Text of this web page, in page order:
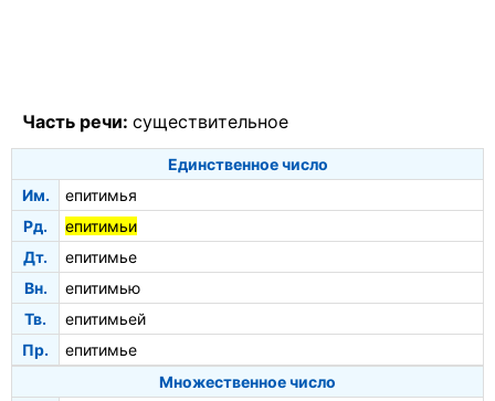
Часть речи: существительное
Единственное число
Им.
епитимья
Рд.
епитимьи
Дт.
епитимье
Вн.
епитимью
Тв.
епитимьей
Пр.
епитимье
Множественное число